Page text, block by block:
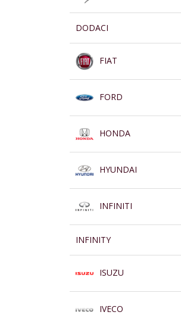
DODACI
FIAT
FORD
HONDA
HYUNDAI
INFINITI
INFINITY
ISUZU
IVECO